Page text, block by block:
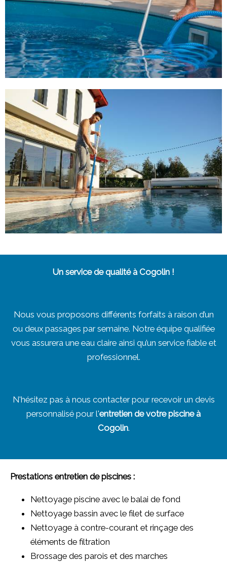
Un service de qualité à Cogolin !
Nous vous proposons différents forfaits à raison d’un
ou deux passages par semaine. Notre équipe qualifiée
vous assurera une eau claire ainsi qu’un service fiable et
professionnel.
N'hésitez pas à nous contacter pour recevoir un devis
personnalisé pour l'entretien de votre piscine à
Cogolin.
Prestations entretien de piscines :
Nettoyage piscine avec le balai de fond
Nettoyage bassin avec le filet de surface
Nettoyage à contre-courant et rinçage des
éléments de filtration
Brossage des parois et des marches